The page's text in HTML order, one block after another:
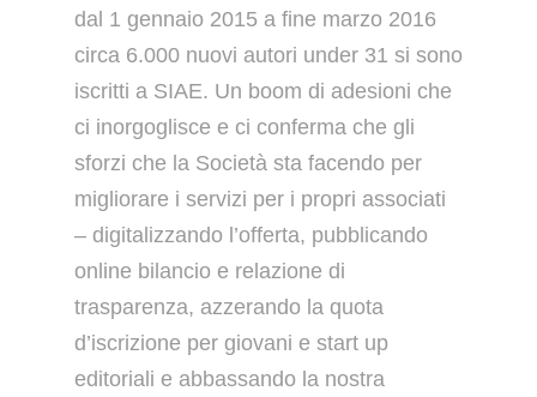
dal 1 gennaio 2015 a fine marzo 2016
circa 6.000 nuovi autori under 31 si sono
iscritti a SIAE. Un boom di adesioni che
ci inorgoglisce e ci conferma che gli
sforzi che la Società sta facendo per
migliorare i servizi per i propri associati
– digitalizzando l’offerta, pubblicando
online bilancio e relazione di
trasparenza, azzerando la quota
d’iscrizione per giovani e start up
editoriali e abbassando la nostra